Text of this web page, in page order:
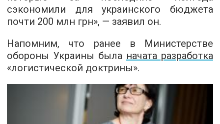
сэкономили для украинского бюджета
почти 200 млн грн», — заявил он.
Напомним, что ранее в Министерстве
обороны Украины была начата разработка
«логистической доктрины».